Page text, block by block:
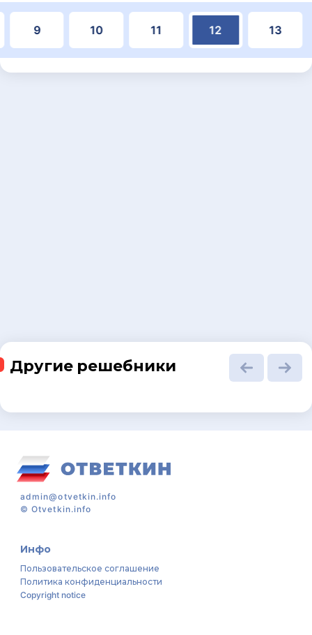
9 10 11 12 13
Другие решебники
admin@otvetkin.info
©Otvetkin.info
Инфо
Пользовательское соглашение
Политика конфиденциальности
Copyright notice